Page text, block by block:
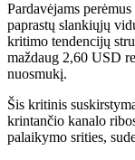
Pardavėjams
paprastų slankiųjų
kritimo tendencijų
maždaug 2,60 USD
nuosmukį.
Šis kritinis
krintančio kanalo
palaikymo srities,